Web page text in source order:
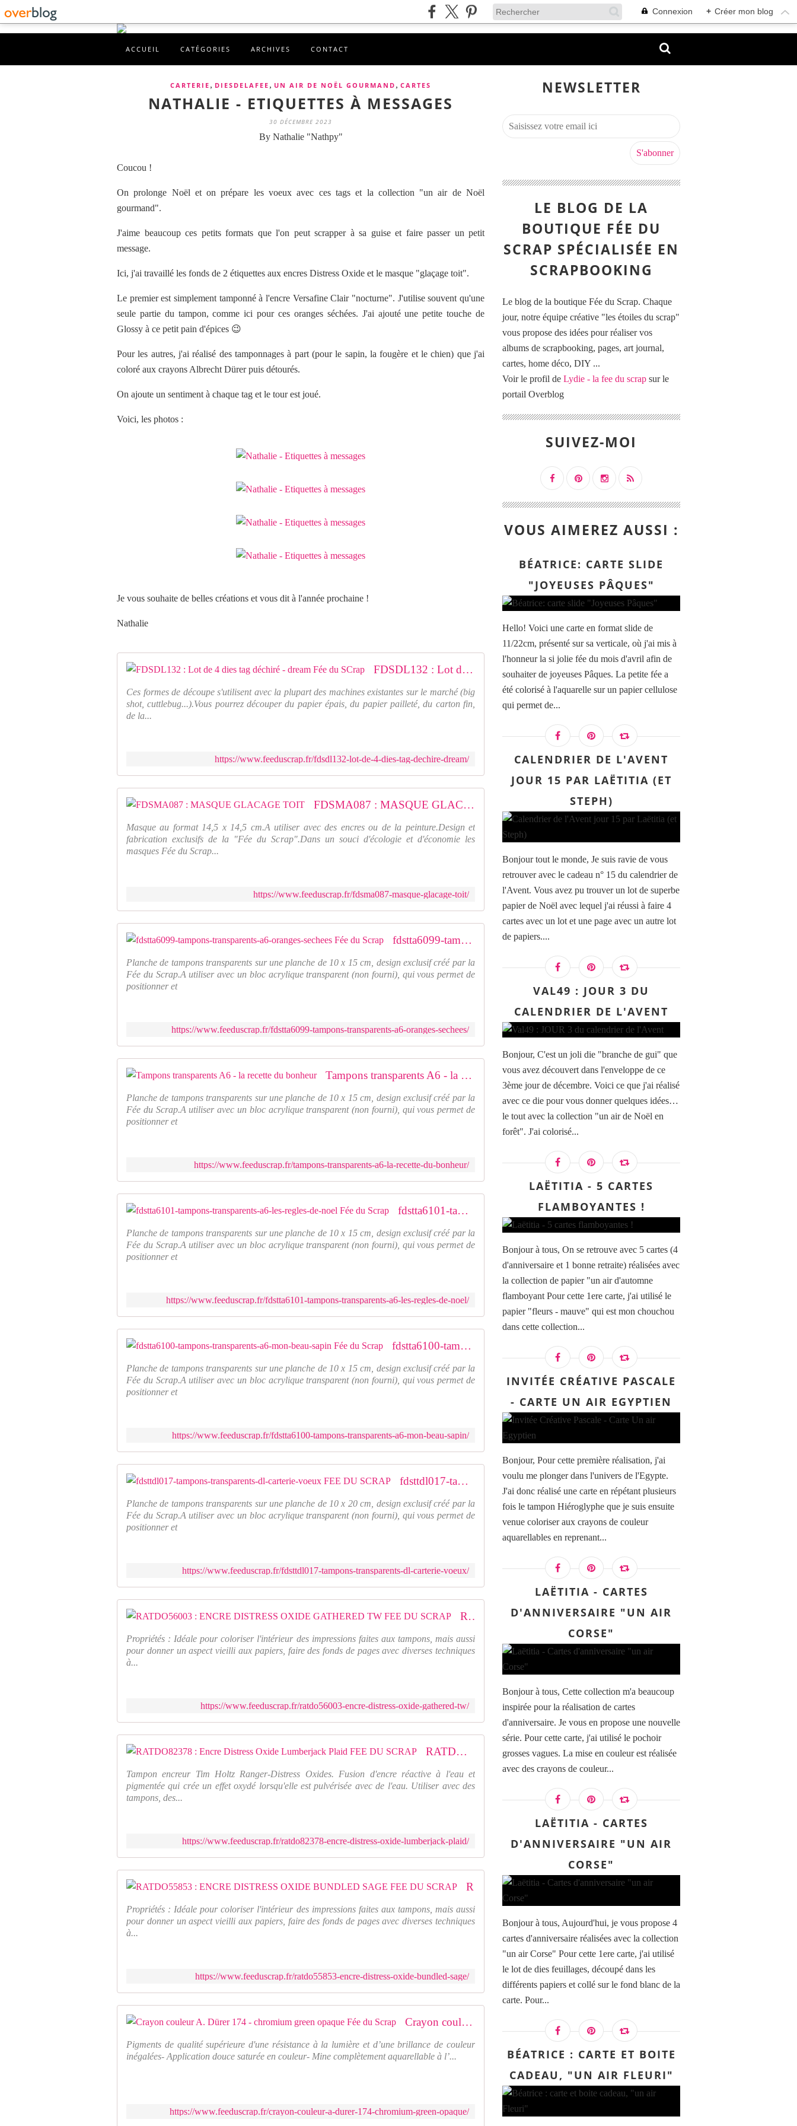
Connexion + Créer mon blog
ACCUEIL CATÉGORIES ARCHIVES CONTACT
CARTERIE , DIESDELAFEE , UN AIR DE NOËL GOURMAND , CARTES
NATHALIE - ETIQUETTES À MESSAGES
30 DÉCEMBRE 2023
By Nathalie "Nathpy"
Coucou !
On prolonge Noël et on prépare les voeux avec ces tags et la collection "un air de Noël
gourmand".
J'aime beaucoup ces petits formats que l'on peut scrapper à sa guise et faire passer un petit
message.
Ici, j'ai travaillé les fonds de 2 étiquettes aux encres Distress Oxide et le masque "glaçage toit".
Le premier est simplement tamponné à l'encre Versafine Clair "nocturne". J'utilise souvent qu'une
seule partie du tampon, comme ici pour ces oranges séchées. J'ai ajouté une petite touche de
Glossy à ce petit pain d'épices 😉
Pour les autres, j'ai réalisé des tamponnages à part (pour le sapin, la fougère et le chien) que j'ai
coloré aux crayons Albrecht Dürer puis détourés.
On ajoute un sentiment à chaque tag et le tour est joué.
Voici, les photos :
Je vous souhaite de belles créations et vous dit à l'année prochaine !
Nathalie
FDSDL132 : Lot de 4 dies tag déchiré - dream Fée du SCrap
Ces formes de découpe s'utilisent avec la plupart des machines existantes sur le marché (big
shot, cuttlebug...).Vous pourrez découper du papier épais, du papier pailleté, du carton fin,
de la...
https://www.feeduscrap.fr/fdsdl132-lot-de-4-dies-tag-dechire-dream/
FDSMA087 : MASQUE GLACAGE TOIT
Masque au format 14,5 x 14,5 cm.A utiliser avec des encres ou de la peinture.Design et
fabrication exclusifs de la "Fée du Scrap".Dans un souci d'écologie et d'économie les
masques Fée du Scrap...
https://www.feeduscrap.fr/fdsma087-masque-glacage-toit/
fdstta6099-tampons-transparents-a6-oranges-sechees Fée du Scrap
Planche de tampons transparents sur une planche de 10 x 15 cm, design exclusif créé par la
Fée du Scrap.A utiliser avec un bloc acrylique transparent (non fourni), qui vous permet de
positionner et
https://www.feeduscrap.fr/fdstta6099-tampons-transparents-a6-oranges-sechees/
Tampons transparents A6 - la recette du bonheur
Planche de tampons transparents sur une planche de 10 x 15 cm, design exclusif créé par la
Fée du Scrap.A utiliser avec un bloc acrylique transparent (non fourni), qui vous permet de
positionner et
https://www.feeduscrap.fr/tampons-transparents-a6-la-recette-du-bonheur/
fdstta6101-tampons-transparents-a6-les-regles-de-noel Fée du Scrap
Planche de tampons transparents sur une planche de 10 x 15 cm, design exclusif créé par la
Fée du Scrap.A utiliser avec un bloc acrylique transparent (non fourni), qui vous permet de
positionner et
https://www.feeduscrap.fr/fdstta6101-tampons-transparents-a6-les-regles-de-noel/
fdstta6100-tampons-transparents-a6-mon-beau-sapin Fée du Scrap
Planche de tampons transparents sur une planche de 10 x 15 cm, design exclusif créé par la
Fée du Scrap.A utiliser avec un bloc acrylique transparent (non fourni), qui vous permet de
positionner et
https://www.feeduscrap.fr/fdstta6100-tampons-transparents-a6-mon-beau-sapin/
fdsttdl017-tampons-transparents-dl-carterie-voeux FEE DU SCRAP
Planche de tampons transparents sur une planche de 10 x 20 cm, design exclusif créé par la
Fée du Scrap.A utiliser avec un bloc acrylique transparent (non fourni), qui vous permet de
positionner et
https://www.feeduscrap.fr/fdsttdl017-tampons-transparents-dl-carterie-voeux/
RATDO56003 : ENCRE DISTRESS OXIDE GATHERED TW FEE DU SCRAP
Propriétés : Idéale pour coloriser l'intérieur des impressions faites aux tampons, mais aussi
pour donner un aspect vieilli aux papiers, faire des fonds de pages avec diverses techniques
à...
https://www.feeduscrap.fr/ratdo56003-encre-distress-oxide-gathered-tw/
RATDO82378 : Encre Distress Oxide Lumberjack Plaid FEE DU SCRAP
Tampon encreur Tim Holtz Ranger-Distress Oxides. Fusion d'encre réactive à l'eau et
pigmentée qui crée un effet oxydé lorsqu'elle est pulvérisée avec de l'eau. Utiliser avec des
tampons, des...
https://www.feeduscrap.fr/ratdo82378-encre-distress-oxide-lumberjack-plaid/
Propriétés : Idéale pour coloriser l'intérieur des impressions faites aux tampons, mais aussi
pour donner un aspect vieilli aux papiers, faire des fonds de pages avec diverses techniques
à...
https://www.feeduscrap.fr/ratdo55853-encre-distress-oxide-bundled-sage/
Crayon couleur A. Dürer 174 - chromium green opaque Fée du Scrap
Pigments de qualité supérieure d'une résistance à la lumière et d’une brillance de couleur
inégalées- Application douce saturée en couleur- Mine complètement aquarellable à l’...
https://www.feeduscrap.fr/crayon-couleur-a-durer-174-chromium-green-opaque/
NEWSLETTER
LE BLOG DE LA
BOUTIQUE FÉE DU
SCRAP SPÉCIALISÉE EN
SCRAPBOOKING
Le blog de la boutique Fée du Scrap. Chaque
jour, notre équipe créative "les étoiles du scrap"
vous propose des idées pour réaliser vos
albums de scrapbooking, pages, art journal,
cartes, home déco, DIY ...
Voir le profil de Lydie - la fee du scrap sur le
portail Overblog
SUIVEZ-MOI
VOUS AIMEREZ AUSSI :
BÉATRICE: CARTE SLIDE
"JOYEUSES PÂQUES"
Hello! Voici une carte en format slide de
11/22cm, présenté sur sa verticale, où j'ai mis à
l'honneur la si jolie fée du mois d'avril afin de
souhaiter de joyeuses Pâques. La petite fée a
été colorisé à l'aquarelle sur un papier cellulose
qui permet de...
CALENDRIER DE L'AVENT
JOUR 15 PAR LAËTITIA (ET
STEPH)
Bonjour tout le monde, Je suis ravie de vous
retrouver avec le cadeau n° 15 du calendrier de
l'Avent. Vous avez pu trouver un lot de superbe
papier de Noël avec lequel j'ai réussi à faire 4
cartes avec un lot et une page avec un autre lot
de papiers....
VAL49 : JOUR 3 DU
CALENDRIER DE L'AVENT
Bonjour, C'est un joli die "branche de gui" que
vous avez découvert dans l'enveloppe de ce
3ème jour de décembre. Voici ce que j'ai réalisé
avec ce die pour vous donner quelques idées…
le tout avec la collection "un air de Noël en
forêt". J'ai colorisé...
LAËTITIA - 5 CARTES
FLAMBOYANTES !
Bonjour à tous, On se retrouve avec 5 cartes (4
d'anniversaire et 1 bonne retraite) réalisées avec
la collection de papier "un air d'automne
flamboyant Pour cette 1ere carte, j'ai utilisé le
papier "fleurs - mauve" qui est mon chouchou
dans cette collection...
INVITÉE CRÉATIVE PASCALE
- CARTE UN AIR EGYPTIEN
Bonjour, Pour cette première réalisation, j'ai
voulu me plonger dans l'univers de l'Egypte.
J'ai donc réalisé une carte en répétant plusieurs
fois le tampon Hiéroglyphe que je suis ensuite
venue coloriser aux crayons de couleur
aquarellables en reprenant...
LAËTITIA - CARTES
D'ANNIVERSAIRE "UN AIR
CORSE"
Bonjour à tous, Cette collection m'a beaucoup
inspirée pour la réalisation de cartes
d'anniversaire. Je vous en propose une nouvelle
série. Pour cette carte, j'ai utilisé le pochoir
grosses vagues. La mise en couleur est réalisée
avec des crayons de couleur...
LAËTITIA - CARTES
D'ANNIVERSAIRE "UN AIR
CORSE"
Bonjour à tous, Aujourd'hui, je vous propose 4
cartes d'anniversaire réalisées avec la collection
"un air Corse" Pour cette 1ere carte, j'ai utilisé
le lot de dies feuillages, découpé dans les
différents papiers et collé sur le fond blanc de la
carte. Pour...
BÉATRICE : CARTE ET BOITE
CADEAU, "UN AIR FLEURI"